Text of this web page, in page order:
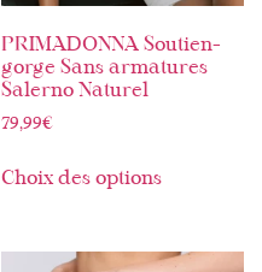
PRIMADONNA Soutien-
gorge Sans armatures
Salerno Naturel
79,99€
Choix des options